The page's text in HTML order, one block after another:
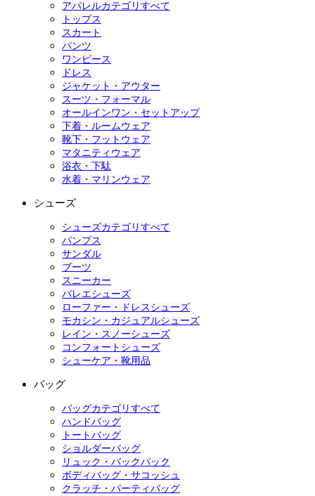
アパレルカテゴリすべて
トップス
スカート
パンツ
ワンピース
ドレス
ジャケット・アウター
スーツ・フォーマル
オールインワン・セットアップ
下着・ルームウェア
靴下・フットウェア
マタニティウェア
浴衣・下駄
水着・マリンウェア
シューズ
シューズカテゴリすべて
パンプス
サンダル
ブーツ
スニーカー
バレエシューズ
ローファー・ドレスシューズ
モカシン・カジュアルシューズ
レイン・スノーシューズ
コンフォートシューズ
シューケア・靴用品
バッグ
バッグカテゴリすべて
ハンドバッグ
トートバッグ
ショルダーバッグ
リュック・バックパック
ボディバッグ・サコッシュ
クラッチ・パーティバッグ